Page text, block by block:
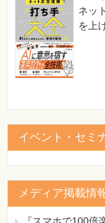
ネッ
を上
イベント・セミ
メディア掲載情